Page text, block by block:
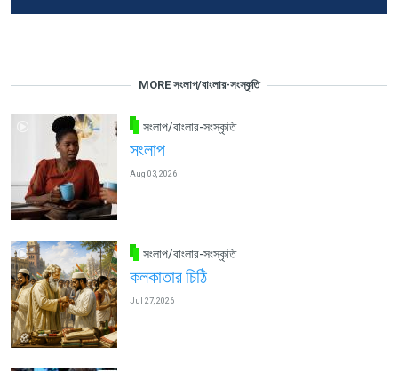
MORE সংলাপ/বাংলার-সংস্কৃতি
সংলাপ/বাংলার-সংস্কৃতি
সংলাপ
Aug 03, 2026
সংলাপ/বাংলার-সংস্কৃতি
কলকাতার চিঠি
Jul 27, 2026